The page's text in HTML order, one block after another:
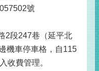
號
2段247巷（延平北
機車停車格，自115
收費管理。